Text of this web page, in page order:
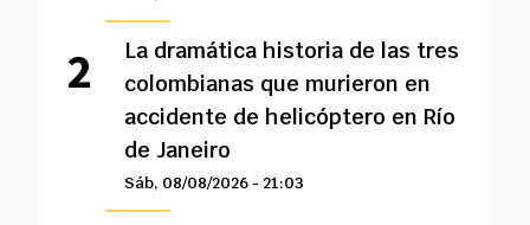
La dramática historia de las tres
colombianas que murieron en
accidente de helicóptero en Río
de Janeiro
Sáb, 08/08/2026 - 21:03